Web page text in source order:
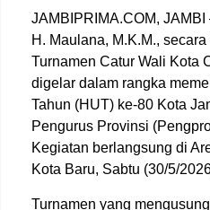
JAMBIPRIMA.COM, JAMBI
H. Maulana, M.K.M.,
Turnamen Catur Wali Kota
digelar dalam rangka
Tahun (HUT) ke-80 Kota
Pengurus Provinsi
Kegiatan berlangsung di
Kota Baru, Sabtu (30/5/
Turnamen yang